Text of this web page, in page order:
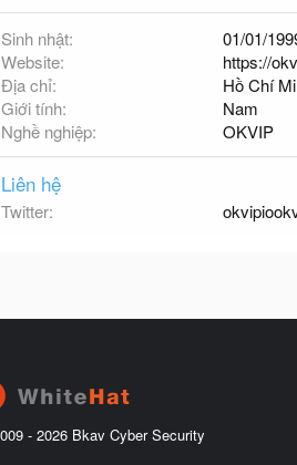
Sinh nhật
01/01/
Website
https://
Địa chỉ
Hồ Chí
Giới tính
Nam
Nghề nghiệp
OKVIP
Liên hệ
Twitter
- 2026 Bkav Cyber Security